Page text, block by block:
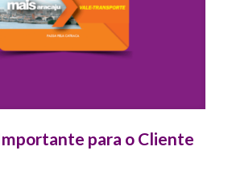
para o Cliente